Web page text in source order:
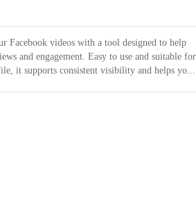
Facebook videos with a tool designed to help
and engagement. Easy to use and suitable for
it supports consistent visibility and helps yo...